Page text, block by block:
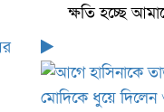
ক্ষতি হচ্ছে